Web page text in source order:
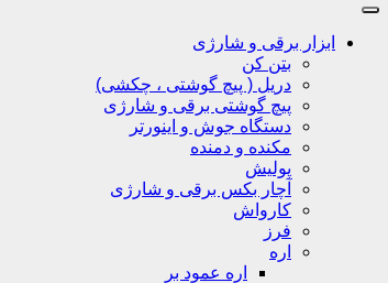
ابزار برقی و شارژی
بتن کن
دریل ( پیچ گوشتی ، چکشی)
پیچ گوشتی برقی و شارژی
دستگاه جوش و اینورتر
مکنده و دمنده
پولیش
آچار بکس برقی و شارژی
کارواش
فرز
اره
اره عمود بر